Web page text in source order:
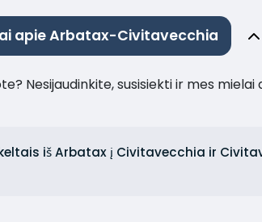
apie Arbatax-Civitavecchia
Nesijaudinkite, susisiekti ir mes mielai
iš Arbatax į Civitavecchia ir